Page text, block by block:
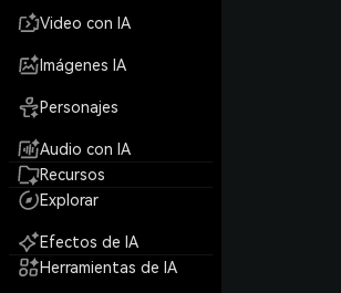
Video con IA
Imágenes IA
Personajes
Audio con IA
Recursos
Explorar
Efectos de IA
Herramientas de IA